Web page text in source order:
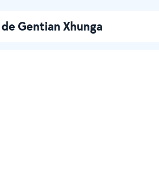
Gentian Xhunga